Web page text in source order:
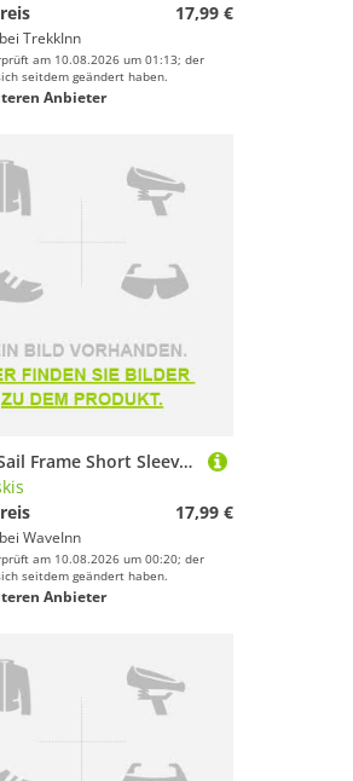
17,99 €
TrekkInn
am 10.08.2026 um 01:13; der
seitdem geändert haben.
Anbieter
Kruskis Sail Frame Short Sleeve T-shirt Schwarz S Mann
17,99 €
WaveInn
am 10.08.2026 um 00:20; der
seitdem geändert haben.
Anbieter